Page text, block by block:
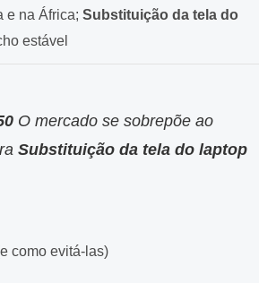
e na África; Substituição da tela do
estável
O mercado se sobrepõe ao
Substituição da tela do laptop
como evitá-las)